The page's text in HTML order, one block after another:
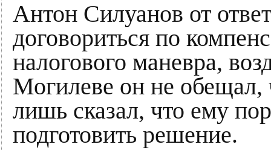
Антон Силуанов от
договориться по
налогового маневра,
Могилеве он не обещал,
лишь сказал, что ему
подготовить решение.